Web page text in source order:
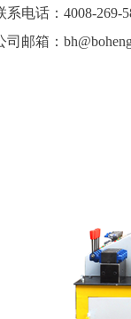
系电话：4008-269-
司邮箱：